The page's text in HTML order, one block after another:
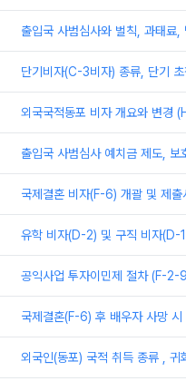
출입국 사범심사와 벌칙, 과태료,
단기비자(C-3비자) 종류, 단기
외국국적동포 비자 개요와 변
출입국 사범심사 예치금 제도, 보
국제결혼 비자(F-6) 개괄 및 제출
유학 비자(D-2) 및 구직 비자(D-
공익사업 투자이민제 절차 (F-
국제결혼(F-6) 후 배우자 사망
외국인(동포) 국적 취득 종류 , 귀